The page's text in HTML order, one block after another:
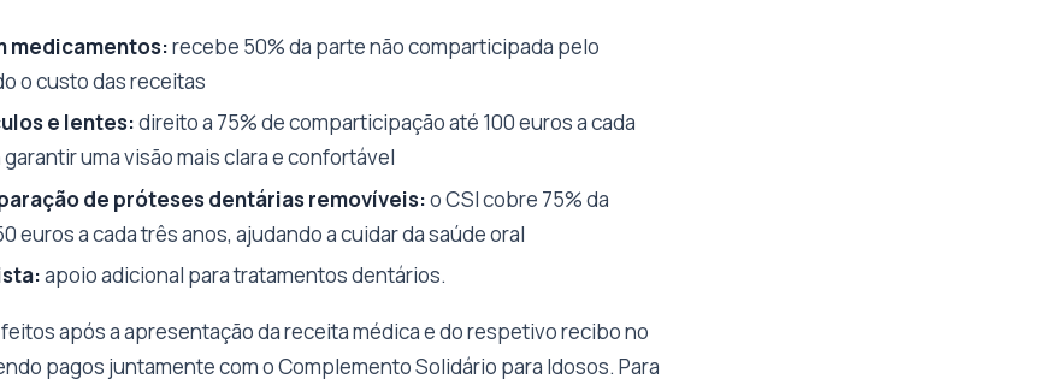
medicamentos:recebe 50% da parte não comparticipada pelo
o custo das receitas
e lentes:direito a 75% de comparticipação até 100 euros a cada
uma visão mais clara e confortável
de próteses dentárias removíveis:o CSI cobre 75% da
euros a cada três anos, ajudando a cuidar da saúde oral
apoio adicional para tratamentos dentários.
após a apresentação da receita médica e do respetivo recibo no
pagos juntamente com o Complemento Solidário para Idosos. Para